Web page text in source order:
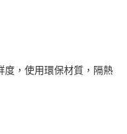
度，使用環保材質，隔熱